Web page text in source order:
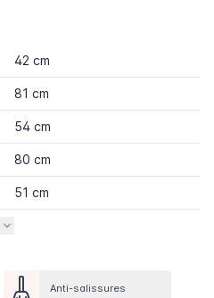
42 cm
81 cm
54 cm
80 cm
51 cm
Anti-salissures